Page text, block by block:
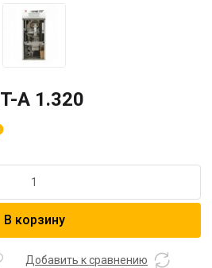
A 1.320
В корзину
Добавить к сравнению